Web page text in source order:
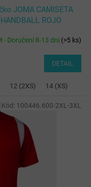
JOMA CAMISETA
ROJO
- Doručení 8-13 dní(>5 ks)
DETAIL
12 (2XS) 14 (XS)
Kód: 100446.600-2XL-3XL